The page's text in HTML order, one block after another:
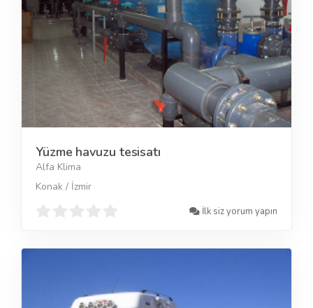
Yüzme havuzu tesisatı
Alfa Klima
Konak / İzmir
İlk siz yorum yapın